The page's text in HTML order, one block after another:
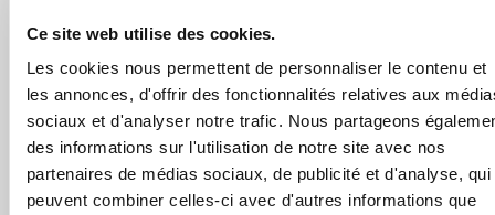
Ce site web utilise des cookies.
Les cookies nous permettent de personnaliser le contenu et
les annonces, d'offrir des fonctionnalités relatives aux
sociaux et d'analyser notre trafic. Nous partageons
des informations sur l'utilisation de notre site avec nos
partenaires de médias sociaux, de publicité et d'analyse, qui
peuvent combiner celles-ci avec d'autres informations que
APRÈS L'ACHAT
APPRENEZ À NOUS CONNAÎTRE